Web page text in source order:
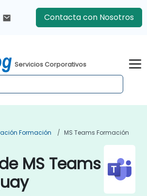
Contacta con Nosotros
Servicios Corporativos
Formación MS Teams Formación
MS Teams